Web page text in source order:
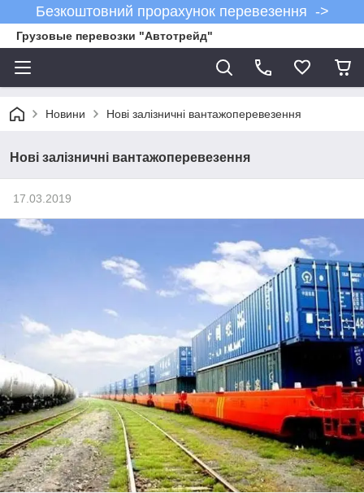
Безкоштовний прорахунок перевезення ->
Грузовые перевозки "Автотрейд"
Новини Нові залізничні вантажоперевезення
Нові залізничні вантажоперевезення
17.03.2019